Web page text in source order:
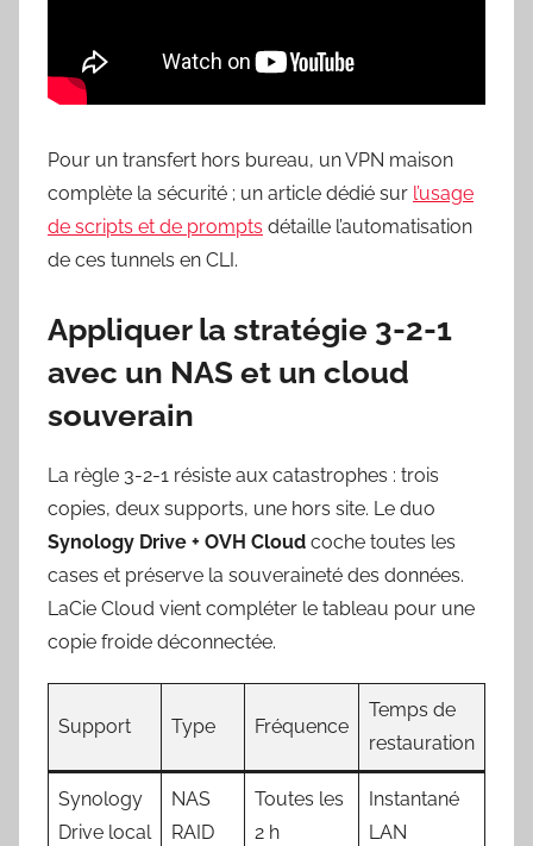
Pour un transfert hors bureau, un VPN maison
complète la sécurité ; un article dédié sur l’usage
de scripts et de prompts détaille l’automatisation
de ces tunnels en CLI.
Appliquer la stratégie 3-2-1
avec un NAS et un cloud
souverain
La règle 3-2-1 résiste aux catastrophes : trois
copies, deux supports, une hors site. Le duo
Synology Drive + OVH Cloud coche toutes les
cases et préserve la souveraineté des données.
LaCie Cloud vient compléter le tableau pour une
copie froide déconnectée.
Support Type Fréquence
Temps de
restauration
Synology
Drive local
NAS
RAID
Toutes les
2 h
Instantané
LAN